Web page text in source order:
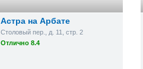
Астра на Арбате
Столовый пер., д. 11, стр. 2
Отлично 8.4